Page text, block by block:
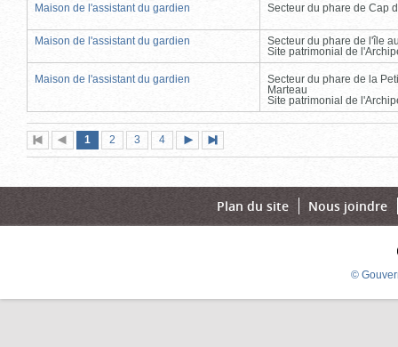
Maison de l'assistant du gardien
Secteur du phare de Cap
Maison de l'assistant du gardien
Secteur du phare de l'île
Site patrimonial de
Maison de l'assistant du gardien
Secteur du phare de la
Marteau
Site patrimonial de
Première
page
Page
précédente
Page
1 (page
actuelle)
Page
2 Page
3 Page
4
suivante
page
Plan du site Nous joindre
©